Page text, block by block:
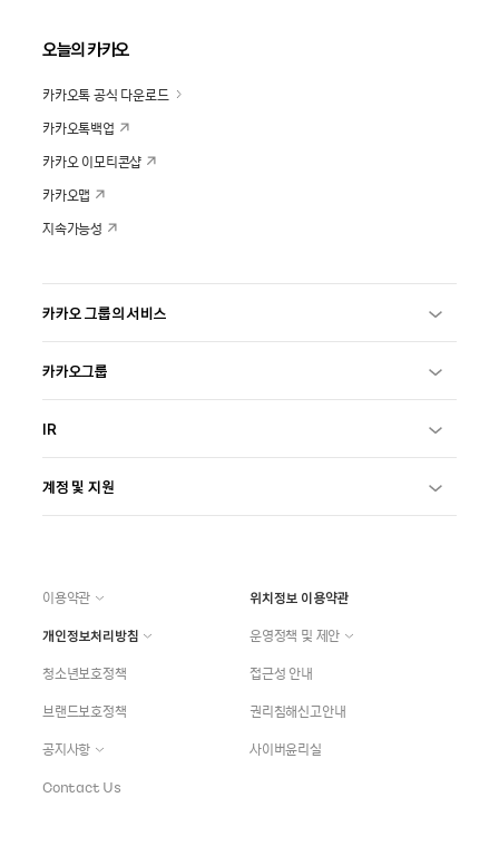
오늘의 카카오
카카오톡 공식 다운로드
카카오톡백업
카카오 이모티콘샵
카카오맵
지속가능성
카카오 그룹의 서비스
카카오그룹
IR
계정 및 지원
이용약관
위치정보 이용약관
개인정보처리방침
운영정책 및 제안
청소년보호정책
접근성 안내
브랜드보호정책
권리침해신고안내
공지사항
사이버윤리실
Contact Us